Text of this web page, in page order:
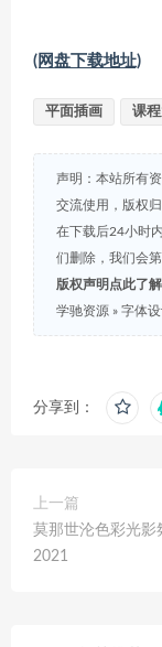
(网盘下载地址)
平面插画 课
声明：本站所有
交流使用，版权
在下载后24小时
们删除，我们会
版权声明点此了解
学驰资源 » 字体
分享到：
上一篇
莫那世沦色彩光影
2021